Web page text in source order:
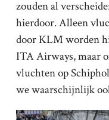
zouden al
hierdoor. Alleen
door KLM worden
ITA Airways, maar
vluchten op
we waarschijnlijk